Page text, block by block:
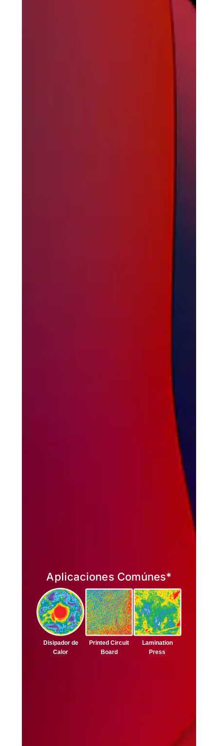
Aplicaciones Comúnes*
Disipador de
Calor
Printed Circuit
Board
Lamination
Press